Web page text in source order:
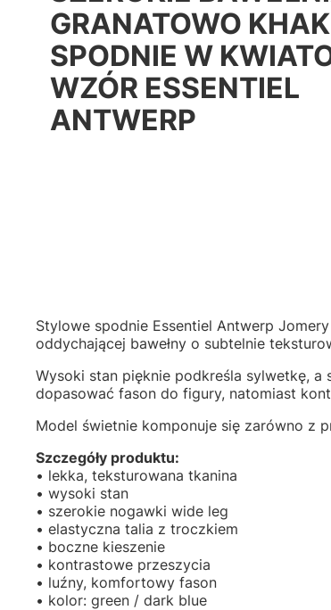
GRANATOWO
SPODNIE W
WZÓR ESSENTIEL
ANTWERP
Stylowe spodnie Essentiel Antwerp
oddychającej bawełny o subtelnie
Wysoki stan pięknie podkreśla sylwetkę,
dopasować fason do figury, natomiast
Model świetnie komponuje się zarówno z
Szczegóły produktu:
• lekka, teksturowana tkanina
• wysoki stan
• szerokie nogawki wide leg
• elastyczna talia z troczkiem
• boczne kieszenie
• kontrastowe przeszycia
• luźny, komfortowy fason
• kolor: green / dark blue